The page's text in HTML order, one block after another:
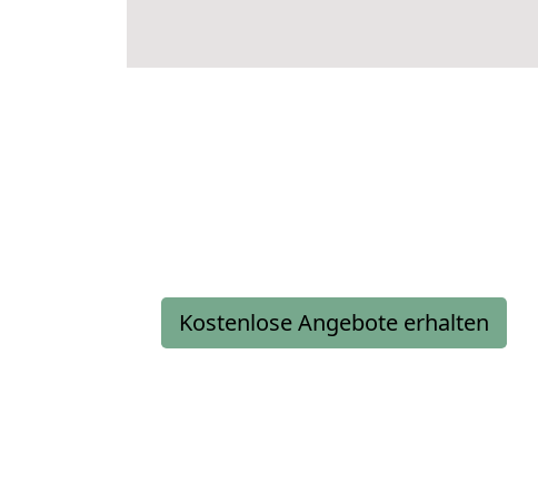
Kostenlose Angebote erhalten